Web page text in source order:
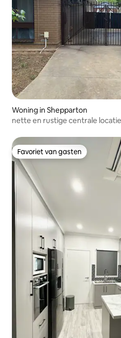
Woning in Shepparton
nette en rustige centrale
Favoriet van gasten
Favoriet van gasten